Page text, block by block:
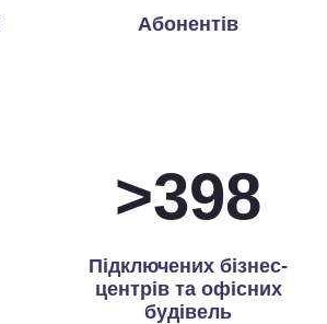
Абонентів
>400
Підключених бізнес-
центрів та офісних
будівель